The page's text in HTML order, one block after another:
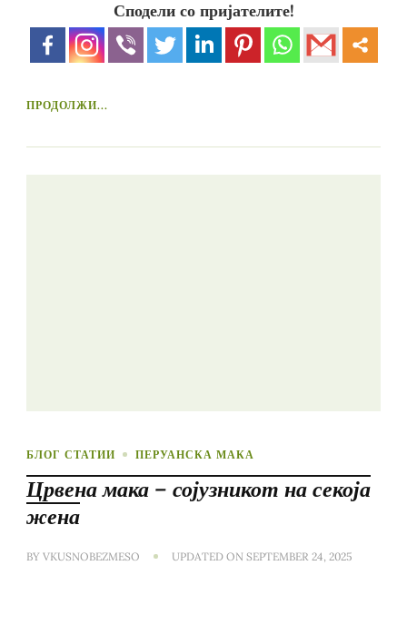
Сподели со пријателите!
ПРОДОЛЖИ...
БЛОГ СТАТИИ ПЕРУАНСКА МАКА
Црвена мака – сојузникот на секоја
жена
BY VKUSNOBEZMESO UPDATED ON SEPTEMBER 24, 2025